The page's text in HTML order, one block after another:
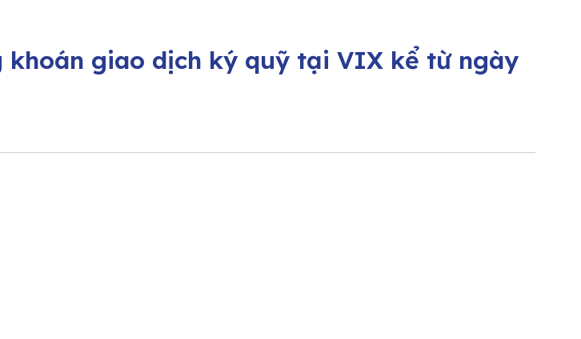
khoán giao dịch ký quỹ tại VIX kể từ ngày